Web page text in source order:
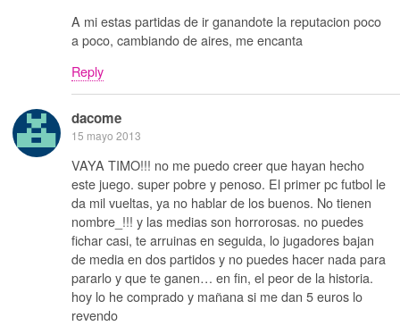
A mi estas partidas de ir ganandote la reputacion poco
a poco, cambiando de aires, me encanta
Reply
dacome
15 mayo 2013
VAYA TIMO!!! no me puedo creer que hayan hecho
este juego. super pobre y penoso. El primer pc futbol le
da mil vueltas, ya no hablar de los buenos. No tienen
nombre_!!! y las medias son horrorosas. no puedes
fichar casi, te arruinas en seguida, lo jugadores bajan
de media en dos partidos y no puedes hacer nada para
pararlo y que te ganen… en fin, el peor de la historia.
hoy lo he comprado y mañana si me dan 5 euros lo
revendo